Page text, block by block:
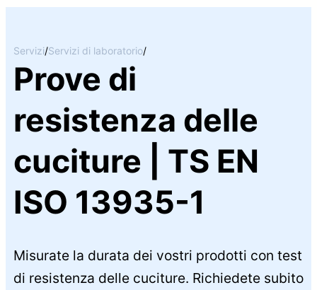
Servizi/Servizi di laboratorio/
Prove di
resistenza delle
cuciture | TS EN
ISO 13935-1
Misurate la durata dei vostri prodotti con test
di resistenza delle cuciture. Richiedete subito